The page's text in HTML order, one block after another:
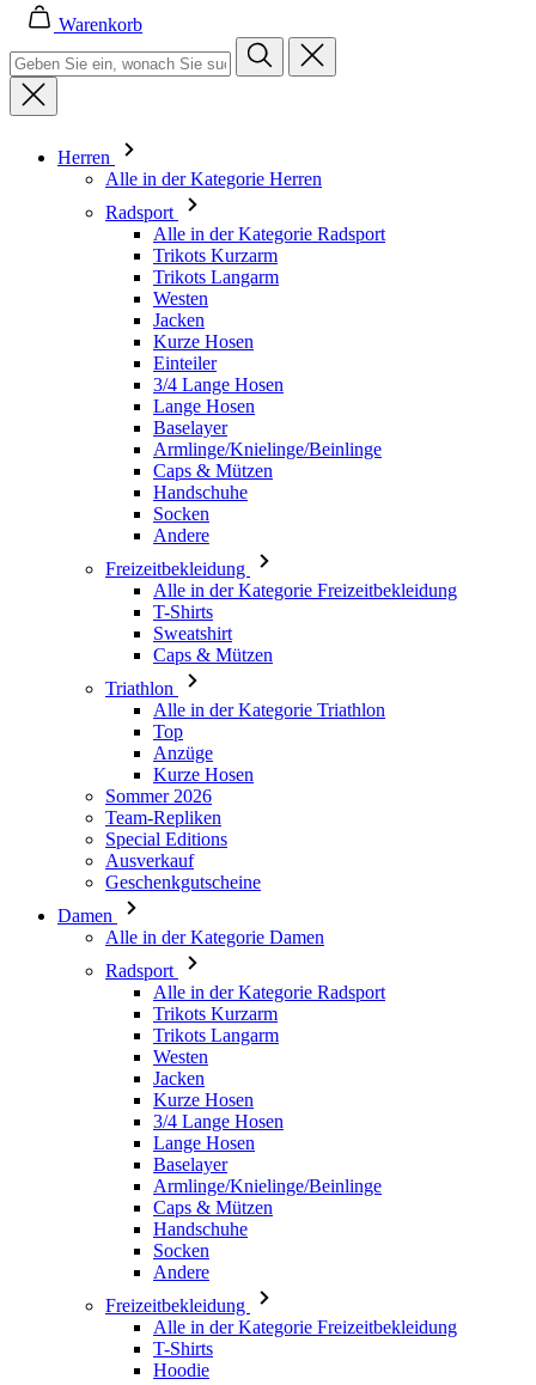
Herren
Alle in der Kategorie Herren
Trikots Langarm
Westen
Jacken
Kurze Hosen
Einteiler
3/4 Lange Hosen
Lange Hosen
Baselayer
Armlinge/Knielinge/Beinlinge
Caps & Mützen
Handschuhe
Socken
Andere
Freizeitbekleidung
Alle in der Kategorie Freizeitbekleidung
T-Shirts
Sweatshirt
Caps & Mützen
Triathlon
Alle in der Kategorie Triathlon
Top
Anzüge
Kurze Hosen
Sommer 2026
Team-Repliken
Special Editions
Ausverkauf
Geschenkgutscheine
Damen
Alle in der Kategorie Damen
Radsport
Alle in der Kategorie Radsport
Trikots Langarm
Westen
Jacken
Kurze Hosen
3/4 Lange Hosen
Lange Hosen
Baselayer
Armlinge/Knielinge/Beinlinge
Caps & Mützen
Handschuhe
Socken
Andere
Freizeitbekleidung
Alle in der Kategorie Freizeitbekleidung
T-Shirts
Hoodie
Caps & Mützen
Triathlon
Alle in der Kategorie Triathlon
Top